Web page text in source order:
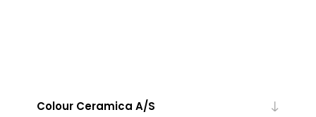
Colour Ceramica A/S